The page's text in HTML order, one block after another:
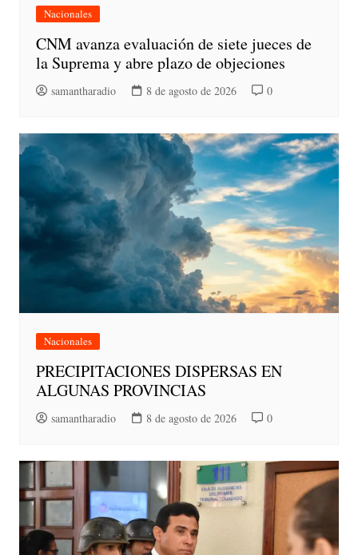
Nacionales
CNM avanza evaluación de siete jueces de
la Suprema y abre plazo de objeciones
samantharadio 8 de agosto de 2026 0
Nacionales
PRECIPITACIONES DISPERSAS EN
ALGUNAS PROVINCIAS
samantharadio 8 de agosto de 2026 0